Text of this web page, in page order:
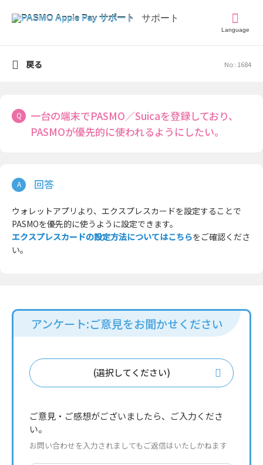
Language
No : 1684
一台の端末でPASMO／Suicaを登録しており、
PASMOが優先的に使われるようにしたい。
ウォレットアプリより、エクスプレスカードを設定することで
PASMOを優先的に使うように設定できます。
エクスプレスカードの設定方法についてはこちらをご確認くださ
い。
戻る
アンケート:ご意見をお聞かせください
(選択してください)
ご意見・ご感想がございましたら、ご入力くださ
い。
お問い合わせを入力されましてもご返信はいたしかねます